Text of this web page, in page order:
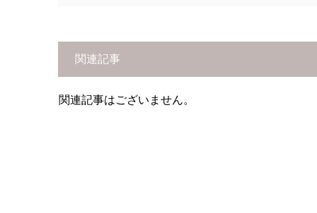
関連記事
関連記事はございません。